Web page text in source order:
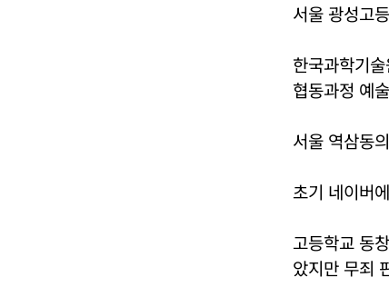
서울 광성고
한국과학기
협동과정 예
서울 역삼동
초기 네이버
고등학교 동
았지만 무죄